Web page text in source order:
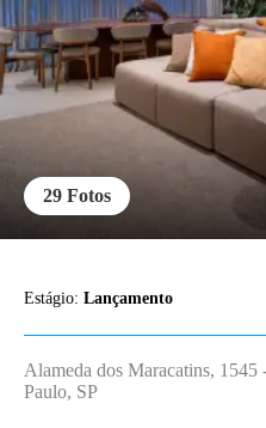
29 Fotos
Estágio: Lançamento
Alameda dos Maracatins, 1545
Paulo, SP